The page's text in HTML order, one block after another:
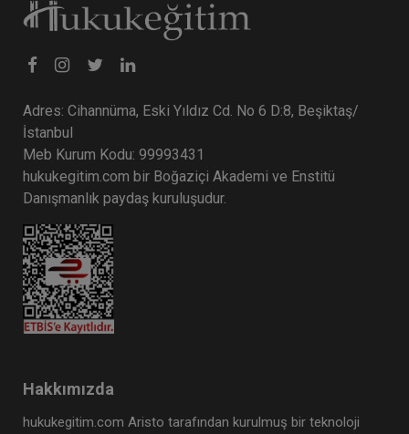
Adres: Cihannüma, Eski Yıldız Cd. No 6 D:8, Beşiktaş/
İstanbul
Meb Kurum Kodu: 99993431
hukukegitim.com bir Boğaziçi Akademi ve Enstitü
Danışmanlık paydaş kuruluşudur.
Hakkımızda
hukukegitim.com Aristo tarafından kurulmuş bir teknoloji